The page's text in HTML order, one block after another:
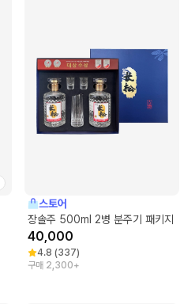
스토어
장솔주 500ml 2병 분주기 패키지
40,000
4.8 (337)
구매 2,300+